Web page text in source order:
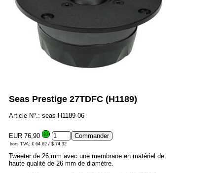
Seas Prestige 27TDFC (H1189)
Article Nº.: seas-H1189-06
EUR 76,90
hors TVA: € 64.62 / $ 74.32
Tweeter de 26 mm avec une membrane en matériel de
haute qualité de 26 mm de diamètre.